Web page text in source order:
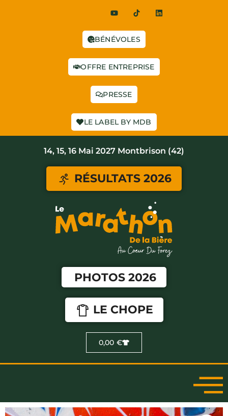
BÉNÉVOLES
OFFRE ENTREPRISE
PRESSE
LE LABEL BY MDB
14, 15, 16 Mai 2027 Montbrison (42)
RÉSULTATS 2026
PHOTOS 2026
LE CHOPE
0,00 €